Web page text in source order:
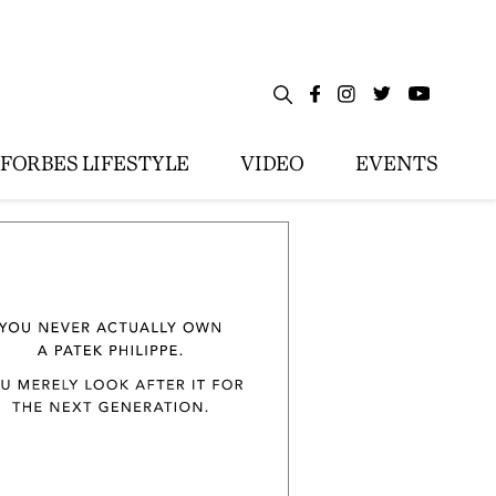
FORBES LIFESTYLE VIDEO EVENTS